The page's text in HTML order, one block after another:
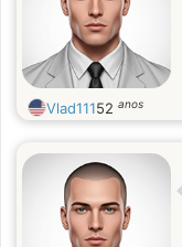
Vlad11152 anos